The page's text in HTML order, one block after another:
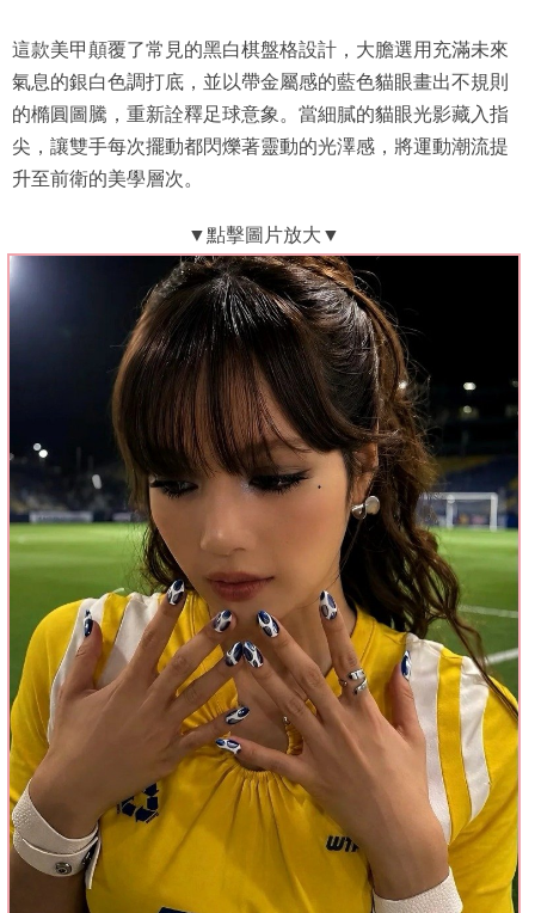
這款美甲顛覆了常見的黑白棋盤格設計，大膽選用充滿未來
氣息的銀白色調打底，並以帶金屬感的藍色貓眼畫出不規則
的橢圓圖騰，重新詮釋足球意象。當細膩的貓眼光影藏入指
尖，讓雙手每次擺動都閃爍著靈動的光澤感，將運動潮流提
升至前衛的美學層次。